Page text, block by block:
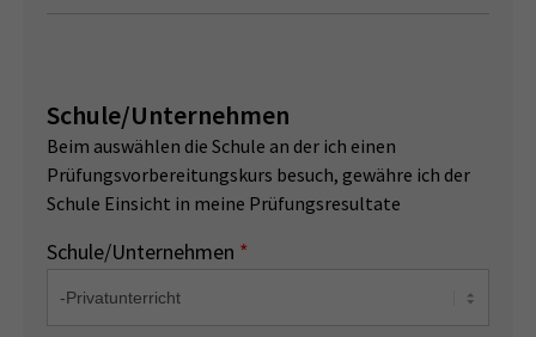
Schule/Unternehmen
Beim auswählen die Schule an der ich einen
Prüfungsvorbereitungskurs besuch, gewähre ich der
Schule Einsicht in meine Prüfungsresultate
Schule/Unternehmen *